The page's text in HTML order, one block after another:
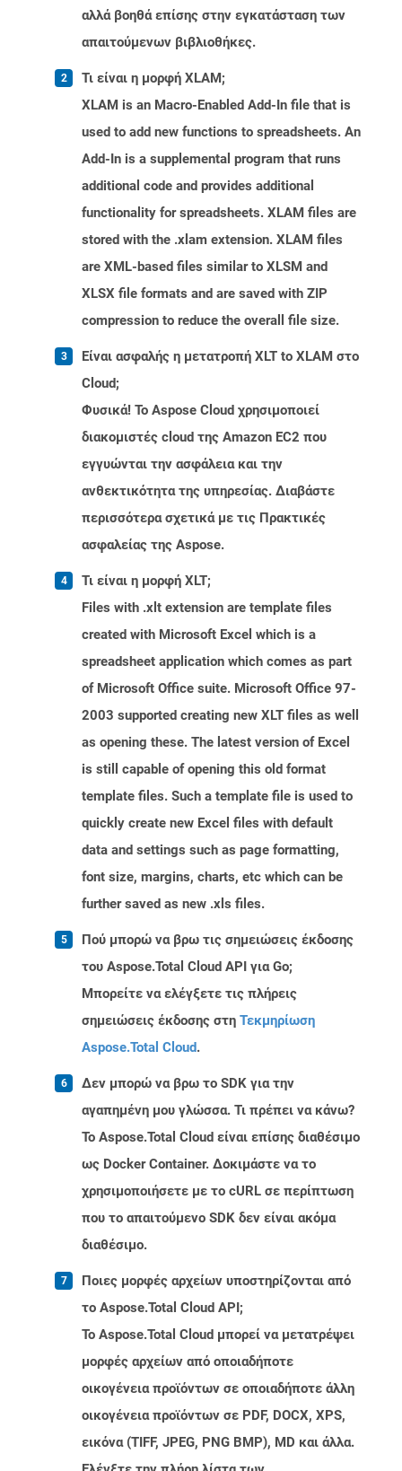
αλλά βοηθά επίσης στην εγκατάσταση των
απαιτούμενων βιβλιοθήκες.
Τι είναι η μορφή XLAM;
XLAM is an Macro-Enabled Add-In file that is
used to add new functions to spreadsheets. An
Add-In is a supplemental program that runs
additional code and provides additional
functionality for spreadsheets. XLAM files are
stored with the .xlam extension. XLAM files
are XML-based files similar to XLSM and
XLSX file formats and are saved with ZIP
compression to reduce the overall file size.
Είναι ασφαλής η μετατροπή XLT to XLAM στο
Cloud;
Φυσικά! Το Aspose Cloud χρησιμοποιεί
διακομιστές cloud της Amazon EC2 που
εγγυώνται την ασφάλεια και την
ανθεκτικότητα της υπηρεσίας. Διαβάστε
περισσότερα σχετικά με τις Πρακτικές
ασφαλείας της Aspose.
Τι είναι η μορφή XLT;
Files with .xlt extension are template files
created with Microsoft Excel which is a
spreadsheet application which comes as part
of Microsoft Office suite. Microsoft Office 97-
2003 supported creating new XLT files as well
as opening these. The latest version of Excel
is still capable of opening this old format
template files. Such a template file is used to
quickly create new Excel files with default
data and settings such as page formatting,
font size, margins, charts, etc which can be
further saved as new .xls files.
Πού μπορώ να βρω τις σημειώσεις έκδοσης
του Aspose.Total Cloud API για Go;
Μπορείτε να ελέγξετε τις πλήρεις
σημειώσεις έκδοσης στη Τεκμηρίωση
Aspose.Total Cloud.
Δεν μπορώ να βρω το SDK για την
αγαπημένη μου γλώσσα. Τι πρέπει να κάνω?
Το Aspose.Total Cloud είναι επίσης διαθέσιμο
ως Docker Container. Δοκιμάστε να το
χρησιμοποιήσετε με το cURL σε περίπτωση
που το απαιτούμενο SDK δεν είναι ακόμα
διαθέσιμο.
Ποιες μορφές αρχείων υποστηρίζονται από
το Aspose.Total Cloud API;
Το Aspose.Total Cloud μπορεί να μετατρέψει
μορφές αρχείων από οποιαδήποτε
οικογένεια προϊόντων σε οποιαδήποτε άλλη
οικογένεια προϊόντων σε PDF, DOCX, XPS,
εικόνα (TIFF, JPEG, PNG BMP), MD και άλλα.